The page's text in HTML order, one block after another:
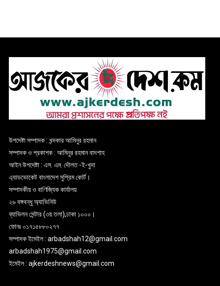
উপদেষ্টা সম্পাদক : খন্দকার আমিনুর রহমান
সম্পাদক ও প্রকাশক : আমিনুর রহমান বাদশাহ
আইন উপদেষ্টা : এস. এম. দৌলত -ই-খুদা
এ্যাডভোকেট বাংলাদেশ সুপ্রিম কোর্ট।
সম্পাদকীয় ও বাণিজ্যিক কার্যালয়
২৬ বঙ্গবন্ধু অ্যাভিনিউ
ব্যাভিলন সেন্টার (৩য় তলা),ঢাকা ১০০০।
ফোনঃ ০১৭১৫৮৮০২৭৭
সম্পাদক ইমেইল : arbadshah12@gmail.com
arbadshah1975@gmail.com
ইমেইল : ajkerdeshnews@gmail.com